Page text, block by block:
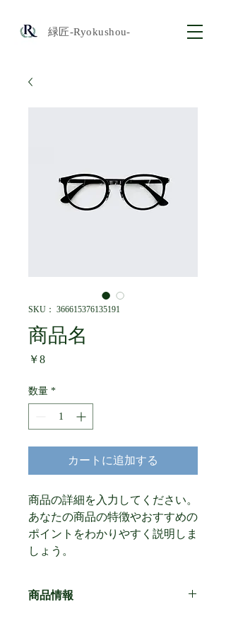
​緑匠-Ryokushou-
SKU： 366615376135191
商品名
￥8価
数量 *
カートに追加する
商品の詳細を入力してください。
あなたの商品の特徴やおすすめの
ポイントをわかりやすく説明しま
しょう。
商品情報